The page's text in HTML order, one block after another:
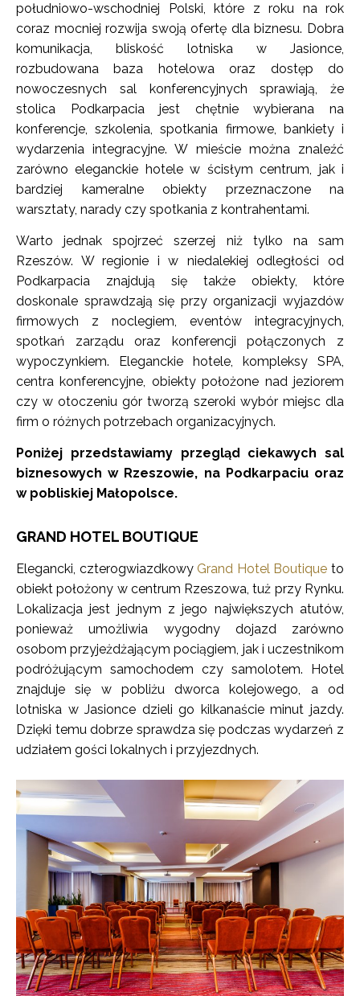
południowo-wschodniej Polski, które z roku na rok
coraz mocniej rozwija swoją ofertę dla biznesu. Dobra
komunikacja, bliskość lotniska w Jasionce,
rozbudowana baza hotelowa oraz dostęp do
nowoczesnych sal konferencyjnych sprawiają, że
stolica Podkarpacia jest chętnie wybierana na
konferencje, szkolenia, spotkania firmowe, bankiety i
wydarzenia integracyjne. W mieście można znaleźć
zarówno eleganckie hotele w ścisłym centrum, jak i
bardziej kameralne obiekty przeznaczone na
warsztaty, narady czy spotkania z kontrahentami.
Warto jednak spojrzeć szerzej niż tylko na sam
Rzeszów. W regionie i w niedalekiej odległości od
Podkarpacia znajdują się także obiekty, które
doskonale sprawdzają się przy organizacji wyjazdów
firmowych z noclegiem, eventów integracyjnych,
spotkań zarządu oraz konferencji połączonych z
wypoczynkiem. Eleganckie hotele, kompleksy SPA,
centra konferencyjne, obiekty położone nad jeziorem
czy w otoczeniu gór tworzą szeroki wybór miejsc dla
firm o różnych potrzebach organizacyjnych.
Poniżej przedstawiamy przegląd ciekawych sal
biznesowych w Rzeszowie, na Podkarpaciu oraz
w pobliskiej Małopolsce.
GRAND HOTEL BOUTIQUE
Elegancki, czterogwiazdkowy Grand Hotel Boutique to
obiekt położony w centrum Rzeszowa, tuż przy Rynku.
Lokalizacja jest jednym z jego największych atutów,
ponieważ umożliwia wygodny dojazd zarówno
osobom przyjeżdżającym pociągiem, jak i uczestnikom
podróżującym samochodem czy samolotem. Hotel
znajduje się w pobliżu dworca kolejowego, a od
lotniska w Jasionce dzieli go kilkanaście minut jazdy.
Dzięki temu dobrze sprawdza się podczas wydarzeń z
udziałem gości lokalnych i przyjezdnych.